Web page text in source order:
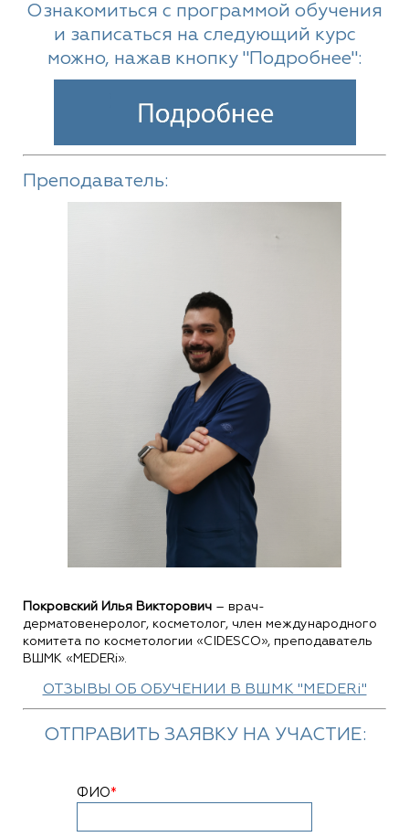
Ознакомиться с программой обучения
и записаться на следующий курс
можно, нажав кнопку "Подробнее":
Преподаватель:
Покровский Илья Викторович – врач-
дерматовенеролог, косметолог, член международного
комитета по косметологии «CIDESCO», преподаватель
ВШМК «MEDERi».
ОТЗЫВЫ ОБ ОБУЧЕНИИ В ВШМК "MEDERi"
ОТПРАВИТЬ ЗАЯВКУ НА УЧАСТИЕ:
ФИО*